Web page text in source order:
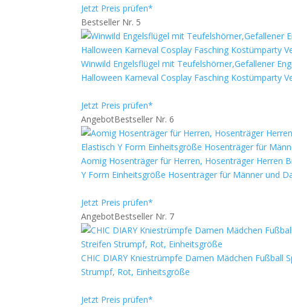
Jetzt Preis prüfen*
Bestseller Nr. 5
Winwild Engelsflügel mit Teufelshörner,Gefallener
Halloween Karneval Cosplay Fasching Kostümparty
Jetzt Preis prüfen*
AngebotBestseller Nr. 6
Aomig Hosenträger für Herren, Hosenträger Herren
Y Form Einheitsgröße Hosenträger für Männer und
Jetzt Preis prüfen*
AngebotBestseller Nr. 7
CHIC DIARY Kniestrümpfe Damen Mädchen Fußball
Strumpf, Rot, Einheitsgröße
Jetzt Preis prüfen*